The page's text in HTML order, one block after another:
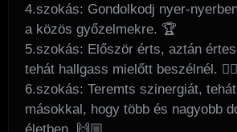
4.szokás: Gondolkodj nyer-
a közös győzelmekre. 🏆
5.szokás: Először érts, aztán
tehát hallgass mielőtt beszélnél. 👂🏼
6.szokás: Teremts szinergiát,
másokkal, hogy több és nagyobb
életben. 🙌🏼